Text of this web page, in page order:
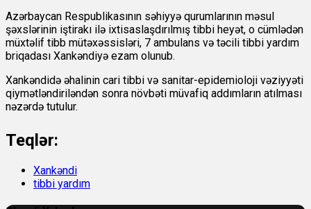
Azərbaycan Respublikasının səhiyyə qurumlarının məsul
şəxslərinin iştirakı ilə ixtisaslaşdırılmış tibbi heyət, o cümlədən
müxtəlif tibb mütəxəssisləri, 7 ambulans və təcili tibbi yardım
briqadası Xankəndiyə ezam olunub.
Xankəndidə əhalinin cari tibbi və sanitar-epidemioloji vəziyyəti
qiymətləndiriləndən sonra növbəti müvafiq addımların atılması
nəzərdə tutulur.
Teqlər:
Xankəndi
tibbi yardım